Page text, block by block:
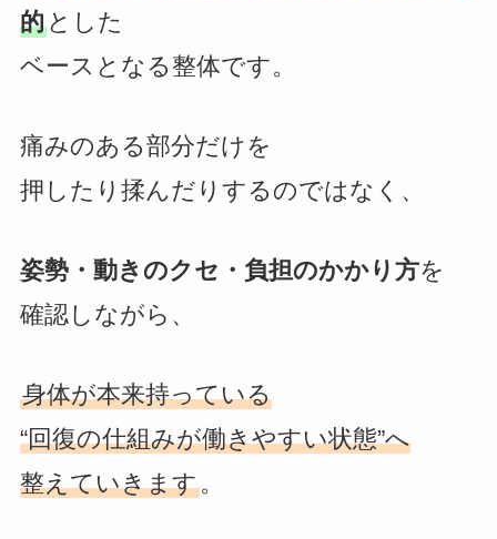
的とした
ベースとなる整体です。
痛みのある部分だけを
押したり揉んだりするのではなく、
姿勢・動きのクセ・負担のかかり方を
確認しながら、
身体が本来持っている
“回復の仕組みが働きやすい状態”へ
整えていきます。